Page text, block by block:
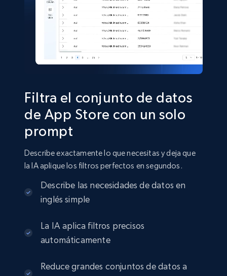
Product name, Description, Initial price, Final
price, Currency, In stock, Color, Size, and more.
eCommerce
Amazon sellers info
info, Stars, Feedbacks, Return policy, and more.
eCommerce
eBay
Filtra el conjunto de datos
de App Store con un solo
prompt
Describe exactamente lo que necesitas y deja que
la IA aplique los filtros perfectos en segundos.
Describe las necesidades de datos en
inglés simple
La IA aplica filtros precisos
automáticamente
Reduce grandes conjuntos de datos a